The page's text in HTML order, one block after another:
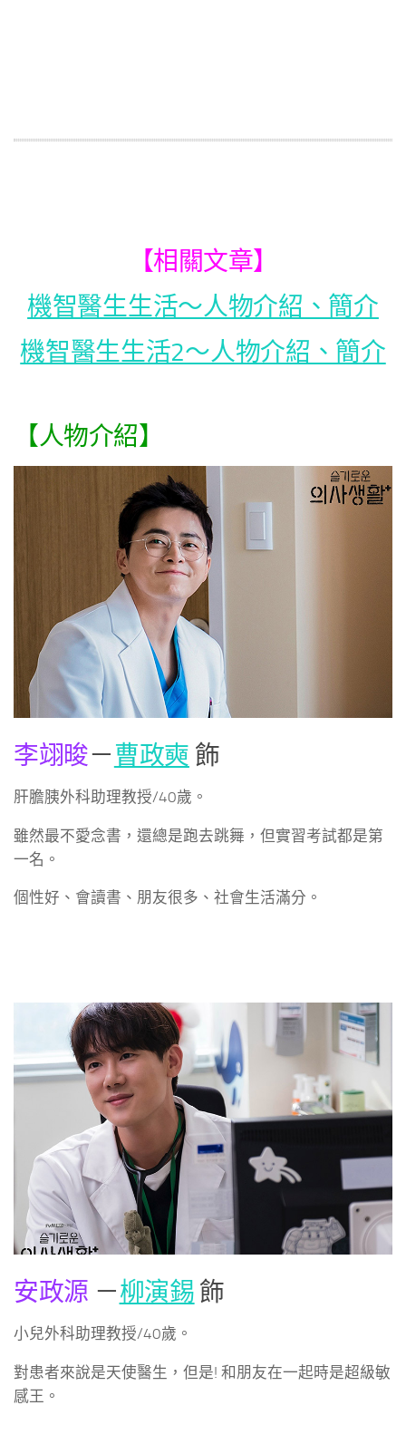
【相關文章】
機智醫生生活～人物介紹、簡介
機智醫生生活2～人物介紹、簡介
【人物介紹】
李翊晙－曹政奭 飾
肝膽胰外科助理教授/40歲。
雖然最不愛念書，還總是跑去跳舞，但實習考試都是第
一名。
個性好、會讀書、朋友很多、社會生活滿分。
安政源 －柳演錫 飾
小兒外科助理教授/40歲。
對患者來說是天使醫生，但是! 和朋友在一起時是超級敏
感王。